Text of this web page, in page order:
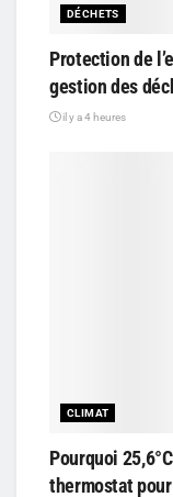
DÉCHETS
Protection de
gestion des
il y a 4 heures
CLIMAT
Pourquoi
thermostat